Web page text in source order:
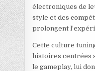
électroniques de
style et des
prolongent
Cette culture
histoires centrées
le gameplay, lui